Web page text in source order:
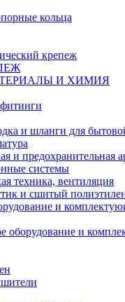
кольца
крепеж
И ХИМИЯ
и шланги для
и предохранительная
системы
техника, вентиляция
и сшитый
и
оборудование и